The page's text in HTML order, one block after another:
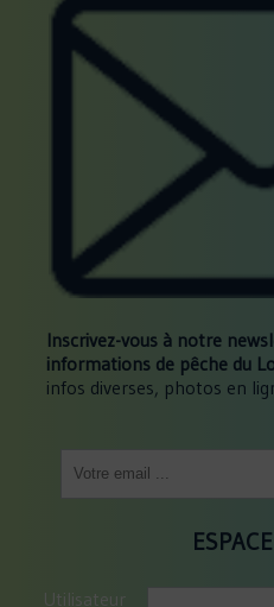
Inscrivez-vous à notre
informations de pêche du
infos diverses, photos en